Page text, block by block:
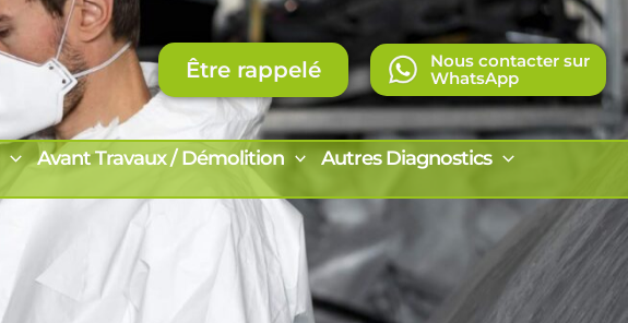
Être rappelé
Nous contacter sur
WhatsApp
Avant Travaux / Démolition
Autres Diagnostics